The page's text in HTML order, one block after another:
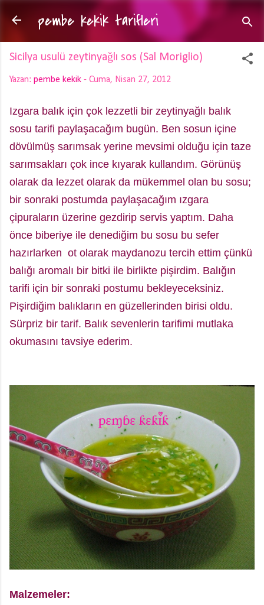
Ana içeriğe atla
pembe kekik tarifleri
Sicilya usulü zeytinyağlı sos (Sal Moriglio)
Yazan: pembe kekik - Cuma, Nisan 27, 2012
Izgara balık için çok lezzetli bir zeytinyağlı balık
sosu tarifi paylaşacağım bugün. Ben sosun içine
dövülmüş sarımsak yerine mevsimi olduğu için taze
sarımsakları çok ince kıyarak kullandım. Görünüş
olarak da lezzet olarak da mükemmel olan bu sosu;
bir sonraki postumda paylaşacağım ızgara
çipuraların üzerine gezdirip servis yaptım. Daha
önce biberiye ile denediğim bu sosu bu sefer
hazırlarken ot olarak maydanozu tercih ettim çünkü
balığı aromalı bir bitki ile birlikte pişirdim. Balığın
tarifi için bir sonraki postumu bekleyeceksiniz.
Pişirdiğim balıkların en güzellerinden birisi oldu.
Sürpriz bir tarif. Balık sevenlerin tarifimi mutlaka
okumasını tavsiye ederim.
Malzemeler: